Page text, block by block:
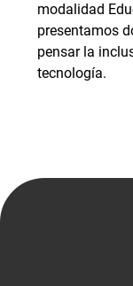
modalidad
presentamos
pensar la
tecnología.